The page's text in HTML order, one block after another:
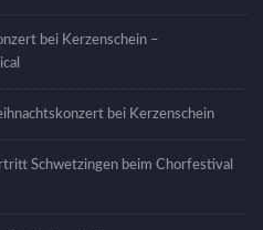
bei Kerzenschein –
bei Kerzenschein
Schwetzingen beim Chorfestival